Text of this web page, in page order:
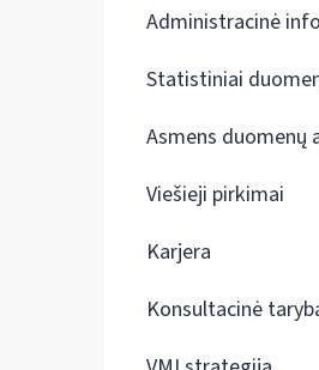
Administracinė
Statistiniai
Asmens duomenų
Viešieji pirkimai
Karjera
Konsultacinė